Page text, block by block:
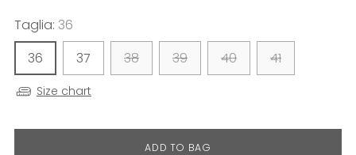
Taglia: 36
36
37 38 39 40 41
Size chart
ADD TO BAG